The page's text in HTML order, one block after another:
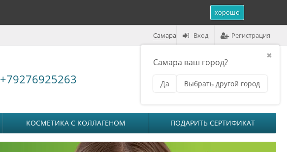
хорошо
Самара
✖
Самара ваш город?
Да Выбрать другой город
Вход Регистрация
+79276925263 на сумму0₽
КОСМЕТИКА С КОЛЛАГЕНОМ ПОДАРИТЬ СЕРТИФИКАТ